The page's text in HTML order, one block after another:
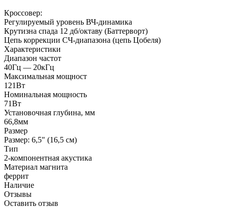
Кроссовер:
Регулируемый уровень ВЧ-динамика
Крутизна спада 12 дб/октаву (Баттерворт)
Цепь коррекции СЧ-диапазона (цепь Цобеля)
Характеристики
Диапазон частот
40Гц — 20кГц
Максимальная мощност
121Вт
Номинальная мощность
71Вт
Установочная глубина, мм
66,8мм
Размер
Размер: 6,5" (16,5 см)
Тип
2-компонентная акустика
Материал магнита
феррит
Наличие
Отзывы
Оставить отзыв